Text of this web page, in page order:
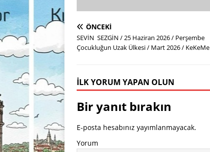
ÖNCEKI
SEVİN SEZGİN / 25 Haziran 2026 / Perşembe
Çocukluğun Uzak Ülkesi / Mart 2026 / KeKeMe
İLK YORUM YAPAN OLUN
Bir yanıt bırakın
E-posta hesabınız yayımlanmayacak.
Yorum